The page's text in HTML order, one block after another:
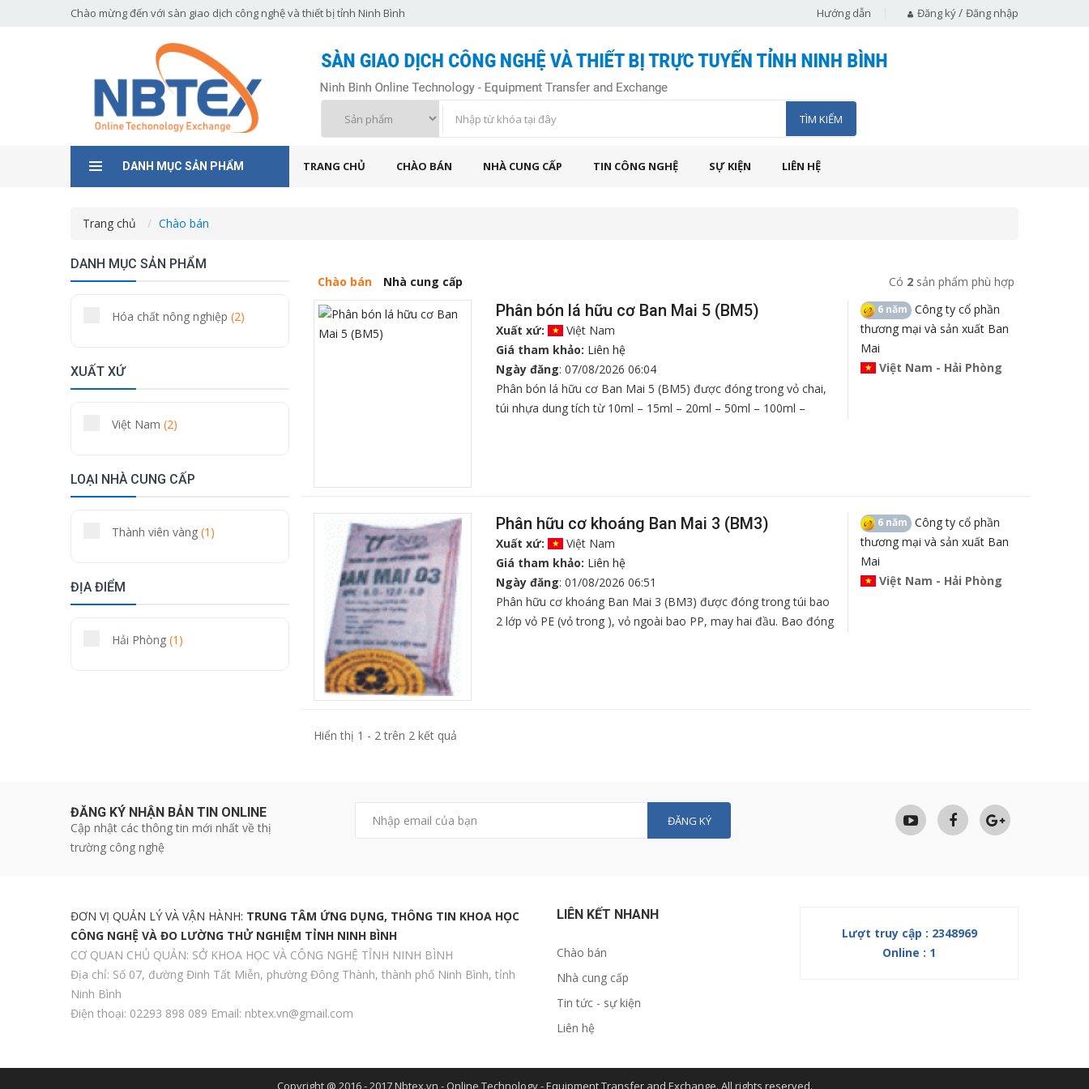
Chào mừng đến với sàn giao dịch công nghệ và thiết bị tỉnh Ninh Bình Hướng dẫn Đăng ký/ Đăng nhập
TÌM KIẾM
DANH MỤC SẢN PHẨM TRANG CHỦ CHÀO BÁN NHÀ CUNG CẤP TIN CÔNG NGHỆ SỰ KIỆN LIÊN HỆ
Trang chủ Chào bán
DANH MỤC SẢN PHẨM
Hóa chất nông nghiệp (2)
XUẤT XỨ
Việt Nam (2)
LOẠI NHÀ CUNG CẤP
Thành viên vàng (1)
ĐỊA ĐIỂM
Hải Phòng (1)
Chào bán Nhà cung cấp Có 2sản phẩm phù hợp
Phân bón lá hữu cơ Ban Mai 5 (BM5)
Xuất xứ:
Việt Nam
Giá tham khảo: Liên hệ
Ngày đăng: 07/08/2026 06:04
Phân bón lá hữu cơ Ban Mai 5 (BM5) được đóng trong vỏ chai,
túi nhựa dung tích từ 10ml – 15ml – 20ml – 50ml – 100ml –
6 năm Công ty cổ phần
thương mại và sản xuất Ban
Mai
Việt Nam - Hải Phòng
Phân hữu cơ khoáng Ban Mai 3 (BM3)
Xuất xứ:
Việt Nam
Giá tham khảo: Liên hệ
Ngày đăng: 01/08/2026 06:51
Phân hữu cơ khoáng Ban Mai 3 (BM3) được đóng trong túi bao
2 lớp vỏ PE (vỏ trong ), vỏ ngoài bao PP, may hai đầu. Bao đóng
6 năm Công ty cổ phần
thương mại và sản xuất Ban
Mai
Việt Nam - Hải Phòng
Hiển thị 1 - 2 trên 2 kết quả
ĐĂNG KÝ NHẬN BẢN TIN ONLINE
Cập nhật các thông tin mới nhất về thị
trường công nghệ
ĐĂNG KÝ
ĐƠN VỊ QUẢN LÝ VÀ VẬN HÀNH: TRUNG TÂM ỨNG DỤNG, THÔNG TIN KHOA HỌC
CÔNG NGHỆ VÀ ĐO LƯỜNG THỬ NGHIỆM TỈNH NINH BÌNH
CƠ QUAN CHỦ QUẢN: SỞ KHOA HỌC VÀ CÔNG NGHỆ TỈNH NINH BÌNH
Địa chỉ: Số 07, đường Đinh Tất Miễn, phường Đông Thành, thành phố Ninh Bình, tỉnh
Ninh Bình
Điện thoại: 02293 898 089 Email: nbtex.vn@gmail.com
LIÊN KẾT NHANH
Chào bán
Nhà cung cấp
Tin tức - sự kiện
Liên hệ
Lượt truy cập : 2348969
Online : 1
Copyright @ 2016 - 2017 Nbtex.vn - Online Technology - Equipment Transfer and Exchange. All rights reserved.